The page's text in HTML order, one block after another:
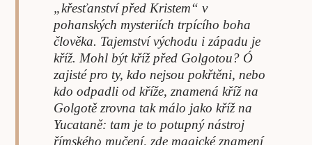
„křesťanství před Kristem“ v
pohanských mysteriích trpícího boha
člověka. Tajemství východu i západu je
kříž. Mohl být kříž před Golgotou? Ó
zajisté pro ty, kdo nejsou pokřtěni, nebo
kdo odpadli od kříže, znamená kříž na
Golgotě zrovna tak málo jako kříž na
Yucataně: tam je to potupný nástroj
římského mučení, zde magické znamení